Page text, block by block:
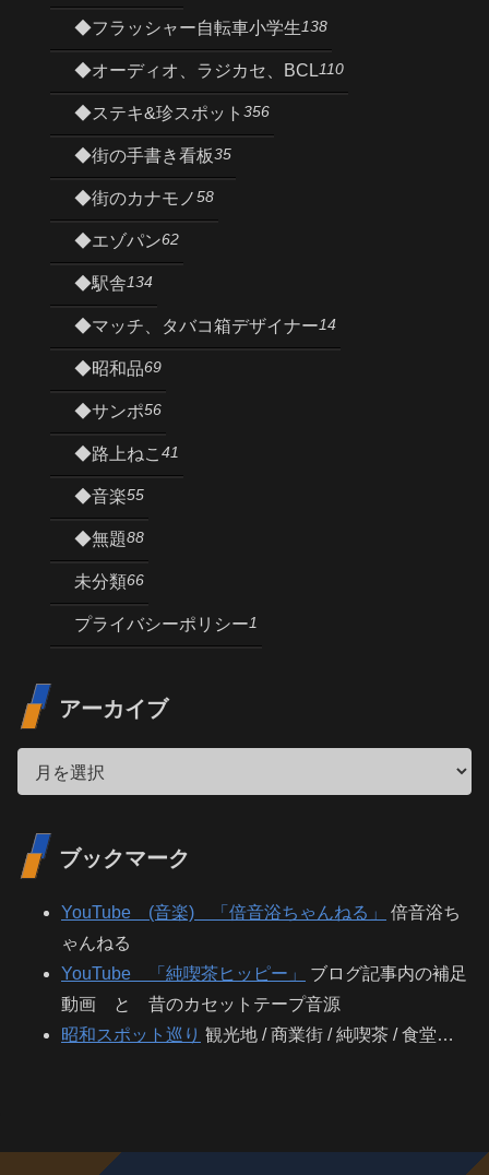
◆フラッシャー自転車小学生138
◆オーディオ、ラジカセ、BCL110
◆ステキ&珍スポット 356
◆街の手書き看板35
◆街のカナモノ58
◆エゾパン62
◆駅舎134
◆マッチ、タバコ箱デザイナー14
◆昭和品69
◆サンポ56
◆路上ねこ 41
◆音楽55
◆無題88
未分類66
プライバシーポリシー1
アーカイブ
ブックマーク
YouTube (音楽) 「倍音浴ちゃんねる」
倍音浴ち
ゃんねる
YouTube 「純喫茶ヒッピー」
ブログ記事内の補足
動画 と 昔のカセットテープ音源
昭和スポット巡り 観光地 / 商業街 / 純喫茶 / 食堂…